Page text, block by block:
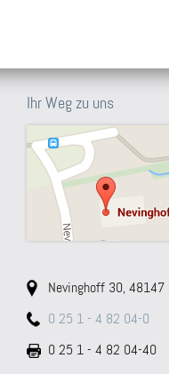
Ihr Weg zu uns
Nevinghoff 30, 48147
0 25 1 - 4 82 04-0
0 25 1 - 4 82 04-40